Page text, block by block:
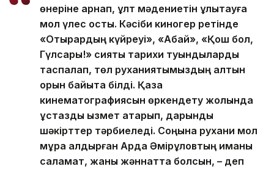
өнеріне арнап, ұлт мәдениетін ұлықтауға
мол үлес қосты. Кәсіби киногер ретінде
«Отырардың күйреуі», «Абай», «Қош бол,
Гүлсары!» сияқты тарихи туындыларды
таспалап, төл руханиятымыздың алтын
қорын байыта білді. Қазақ
кинематографиясын өркендету жолында
ұстаздық қызмет атқарып, дарынды
шәкірттер тәрбиеледі. Соңына рухани мол
мұра қалдырған Ардақ Әмірқұловтың иманы
саламат, жаны жәннатта болсын, – деп